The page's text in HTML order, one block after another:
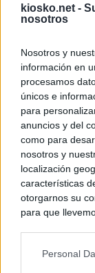
kiosko.net -
nosotros
Nosotros y
información en
procesamos
únicos e
para
anuncios y del
como para
nosotros y
localización
características
otorgarnos su
para que
negar su
Personal